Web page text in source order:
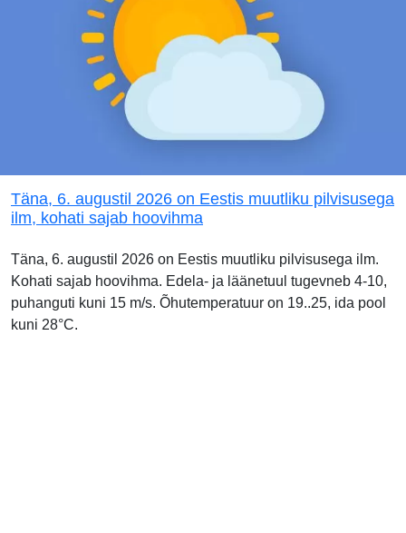
Täna, 6. augustil 2026 on Eestis muutliku pilvisusega
ilm, kohati sajab hoovihma
Täna, 6. augustil 2026 on Eestis muutliku pilvisusega ilm.
Kohati sajab hoovihma. Edela- ja läänetuul tugevneb 4-10,
puhanguti kuni 15 m/s. Õhutemperatuur on 19..25, ida pool
kuni 28°C.